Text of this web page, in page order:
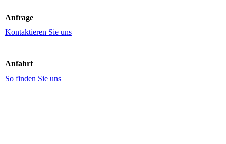
Anfrage
Kontaktieren Sie uns
Anfahrt
So finden Sie uns